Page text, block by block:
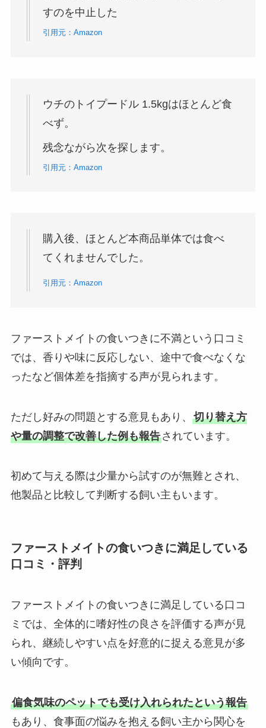
すのを中止した
引用元：Amazon
ウチのトイプードル 1.5kgはほとんど食
べず。
残念ながら次を探します。
引用元：Amazon
購入後、ほとんど本商品単体では食べ
てくれませんでした。
引用元：Amazon
ファーストメイトの食いつきに不満という口コミ
では、香りや味に反応しない、途中で食べなくな
ったなど個体差を指摘する声が見られます。
ただし好みの問題とする意見もあり、 切り替え方
や量の調整で改善した例も報告されています。
初めて与える際は少量から試すのが無難とされ、
他製品と比較して判断する飼い主もいます。
ファーストメイトの食いつきに満足している
口コミ・評判
ファーストメイトの食いつきに満足している口コ
ミでは、全体的に嗜好性の良さを評価する声が見
られ、継続しやすい点を好意的に捉える意見が多
い傾向です。
偏食気味のペットでも受け入れられたという報告
もあり、食事面の悩みを抱える飼い主から関心を